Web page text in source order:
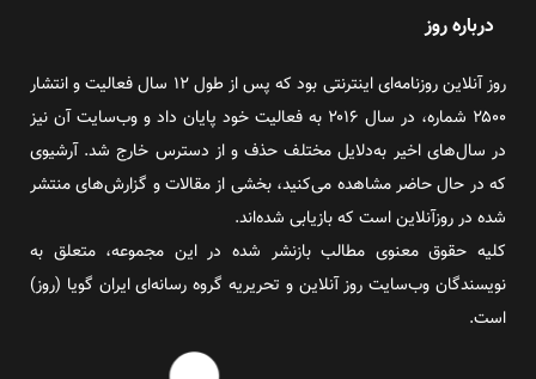
درباره روز
روز آنلاین روزنامه‌ای اینترنتی بود که پس از طول ۱۲ سال فعالیت و انتشار
۲۵۰۰ شماره، در سال ۲۰۱۶ به فعالیت خود پایان داد و وب‌سایت آن نیز
در سال‌های اخیر به‌دلایل مختلف حذف و از دسترس خارج شد. آرشیوی
که در حال حاضر مشاهده می‌کنید، بخشی از مقالات و گزارش‌های منتشر
شده در روزآنلاین است که بازیابی شده‌اند.
کلیه حقوق معنوی مطالب بازنشر شده در این مجموعه، متعلق به
نویسندگان وب‌سایت روز آنلاین و تحریریه گروه رسانه‌ای ایران گویا (روز)
است.